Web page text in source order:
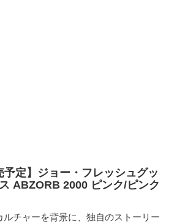
予定】ジョー・フレッシュグッ
ABZORB 2000 ピンク/ピンク
ルチャーを背景に、独自のストーリー